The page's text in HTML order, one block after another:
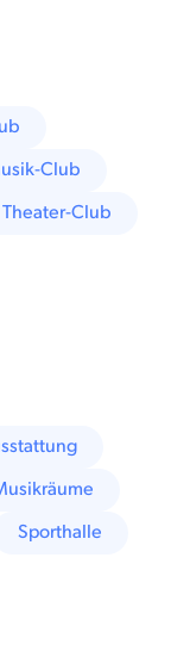
Club
Theater-Club
Sporthalle